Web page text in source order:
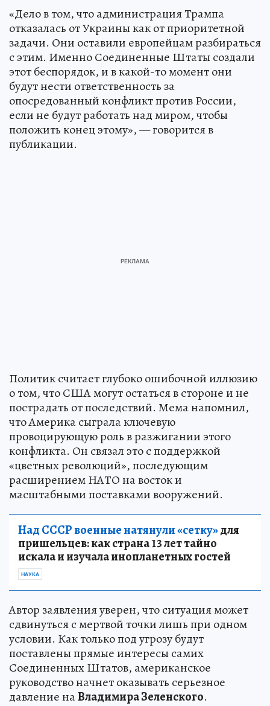
«Дело в том, что администрация Трампа
отказалась от Украины как от приоритетной
задачи. Они оставили европейцам разбираться
с этим. Именно Соединенные Штаты создали
этот беспорядок, и в какой-то момент они
будут нести ответственность за
опосредованный конфликт против России,
если не будут работать над миром, чтобы
положить конец этому», — говорится в
публикации.
Политик считает глубоко ошибочной иллюзию
о том, что США могут остаться в стороне и не
пострадать от последствий. Мема напомнил,
что Америка сыграла ключевую
провоцирующую роль в разжигании этого
конфликта. Он связал это с поддержкой
«цветных революций», последующим
расширением НАТО на восток и
масштабными поставками вооружений.
Над СССР военные натянули «сетку»для
пришельцев: как страна 13 лет тайно
искала и изучала инопланетных гостей
НАУКА
Автор заявления уверен, что ситуация может
сдвинуться с мертвой точки лишь при одном
условии. Как только под угрозу будут
поставлены прямые интересы самих
Соединенных Штатов, американское
руководство начнет оказывать серьезное
давление наВладимира Зеленского.